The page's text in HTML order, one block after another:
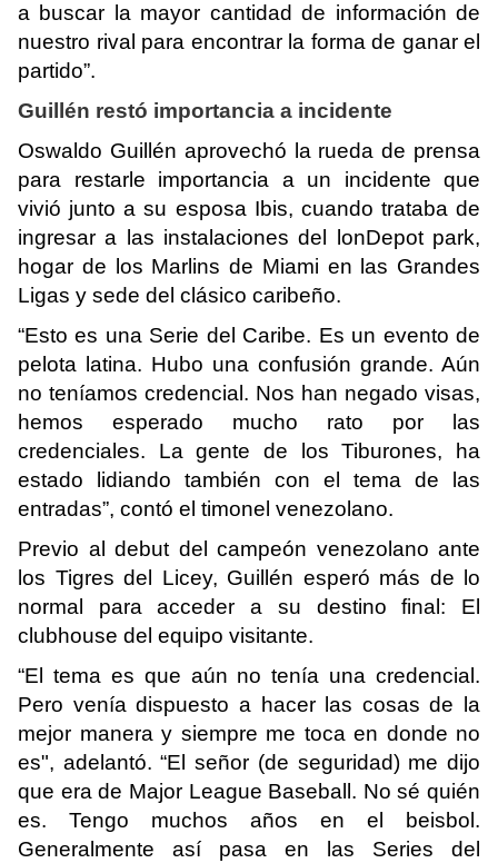
a buscar la mayor cantidad de información de
nuestro rival para encontrar la forma de ganar el
partido”.
Guillén restó importancia a incidente
Oswaldo Guillén aprovechó la rueda de prensa
para restarle importancia a un incidente que
vivió junto a su esposa Ibis, cuando trataba de
ingresar a las instalaciones del lonDepot park,
hogar de los Marlins de Miami en las Grandes
Ligas y sede del clásico caribeño.
“Esto es una Serie del Caribe. Es un evento de
pelota latina. Hubo una confusión grande. Aún
no teníamos credencial. Nos han negado visas,
hemos esperado mucho rato por las
credenciales. La gente de los Tiburones, ha
estado lidiando también con el tema de las
entradas”, contó el timonel venezolano.
Previo al debut del campeón venezolano ante
los Tigres del Licey, Guillén esperó más de lo
normal para acceder a su destino final: El
clubhouse del equipo visitante.
“El tema es que aún no tenía una credencial.
Pero venía dispuesto a hacer las cosas de la
mejor manera y siempre me toca en donde no
es", adelantó. “El señor (de seguridad) me dijo
que era de Major League Baseball. No sé quién
es. Tengo muchos años en el beisbol.
Generalmente así pasa en las Series del